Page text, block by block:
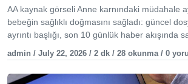
AA kaynak görseli Anne karnındaki müdahale
bebeğin sağlıklı doğmasını sağladı: güncel
ayrıntı başlığı, son 10 günlük haber akışında
admin / July 22, 2026 / 2 dk / 28 okunma / 0